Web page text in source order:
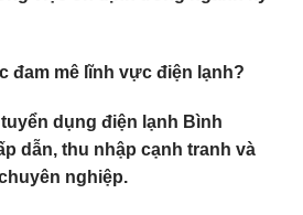
đam mê lĩnh vực điện lạnh?
tuyển dụng điện lạnh Bình
dẫn, thu nhập cạnh tranh và
nghiệp.